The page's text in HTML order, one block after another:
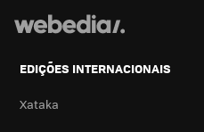
EDIÇÕES INTERNACIONAIS
Xataka